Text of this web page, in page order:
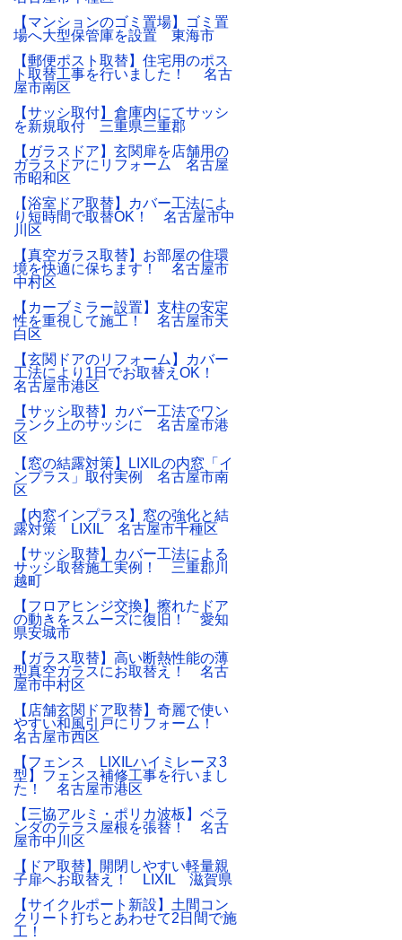
【マンションのゴミ置場】ゴミ置
場へ大型保管庫を設置 東海市
【郵便ポスト取替】住宅用のポス
ト取替工事を行いました！ 名古
屋市南区
【サッシ取付】倉庫内にてサッシ
を新規取付 三重県三重郡
【ガラスドア】玄関扉を店舗用の
ガラスドアにリフォーム 名古屋
市昭和区
【浴室ドア取替】カバー工法によ
り短時間で取替OK！ 名古屋市中
川区
【真空ガラス取替】お部屋の住環
境を快適に保ちます！ 名古屋市
中村区
【カーブミラー設置】支柱の安定
性を重視して施工！ 名古屋市天
白区
【玄関ドアのリフォーム】カバー
工法により1日でお取替えOK！
名古屋市港区
【サッシ取替】カバー工法でワン
ランク上のサッシに 名古屋市港
区
【窓の結露対策】LIXILの内窓「イ
ンプラス」取付実例 名古屋市南
区
【内窓インプラス】窓の強化と結
露対策 LIXIL 名古屋市千種区
【サッシ取替】カバー工法による
サッシ取替施工実例！ 三重郡川
越町
【フロアヒンジ交換】擦れたドア
の動きをスムーズに復旧！ 愛知
県安城市
【ガラス取替】高い断熱性能の薄
型真空ガラスにお取替え！ 名古
屋市中村区
【店舗玄関ドア取替】奇麗で使い
やすい和風引戸にリフォーム！
名古屋市西区
【フェンス LIXILハイミレーヌ3
型】フェンス補修工事を行いまし
た！ 名古屋市港区
【三協アルミ・ポリカ波板】ベラ
ンダのテラス屋根を張替！ 名古
屋市中川区
【ドア取替】開閉しやすい軽量親
子扉へお取替え！ LIXIL 滋賀県
【サイクルポート新設】土間コン
クリート打ちとあわせて2日間で施
工！